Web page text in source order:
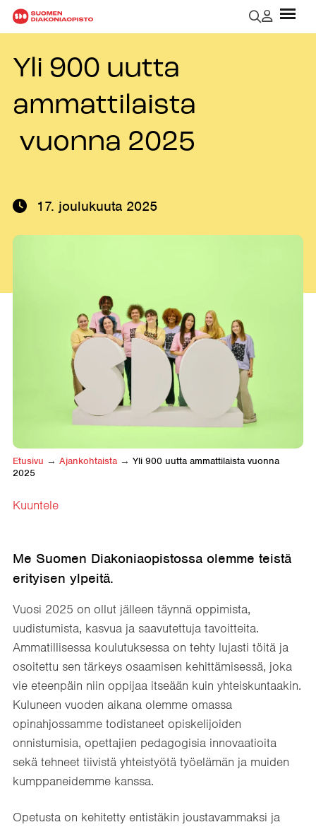
Yli 900 uutta
ammattilaista
vuonna 2025
17. joulukuuta 2025
Etusivu → Ajankohtaista → Yli 900 uutta ammattilaista vuonna
2025
Kuuntele
Me Suomen Diakoniaopistossa olemme teistä
erityisen ylpeitä.
Vuosi 2025 on ollut jälleen täynnä oppimista,
uudistumista, kasvua ja saavutettuja tavoitteita.
Ammatillisessa koulutuksessa on tehty lujasti töitä ja
osoitettu sen tärkeys osaamisen kehittämisessä, joka
vie eteenpäin niin oppijaa itseään kuin yhteiskuntaakin.
Kuluneen vuoden aikana olemme omassa
opinahjossamme todistaneet opiskelijoiden
onnistumisia, opettajien pedagogisia innovaatioita
sekä tehneet tiivistä yhteistyötä työelämän ja muiden
kumppaneidemme kanssa.
Opetusta on kehitetty entistäkin joustavammaksi ja